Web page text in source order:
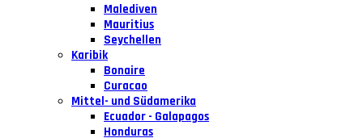
Malediven
Mauritius
Seychellen
Karibik
Bonaire
Curacao
Mittel- und Südamerika
Ecuador - Galapagos
Honduras